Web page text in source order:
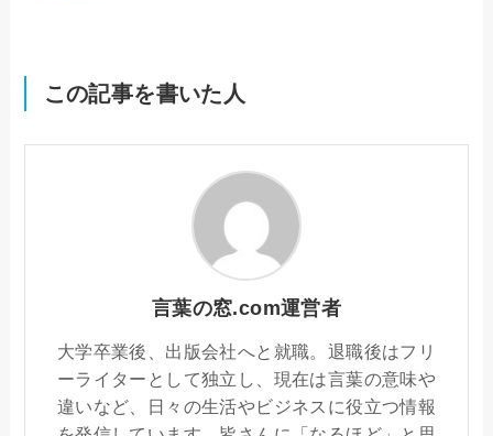
この記事を書いた人
言葉の窓.com運営者
大学卒業後、出版会社へと就職。退職後はフリ
ーライターとして独立し、現在は言葉の意味や
違いなど、日々の生活やビジネスに役立つ情報